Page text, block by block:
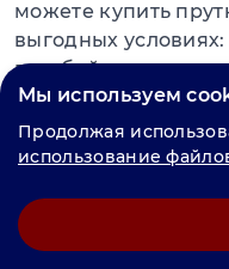
можете купить
выгодных
в любой город,
материала.
Специалисты
указанному
сотрудники
Мы используем
Продолжая
использование